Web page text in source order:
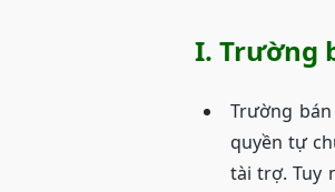
I. Trường
Trường
quyền tự
tài trợ. Tuy